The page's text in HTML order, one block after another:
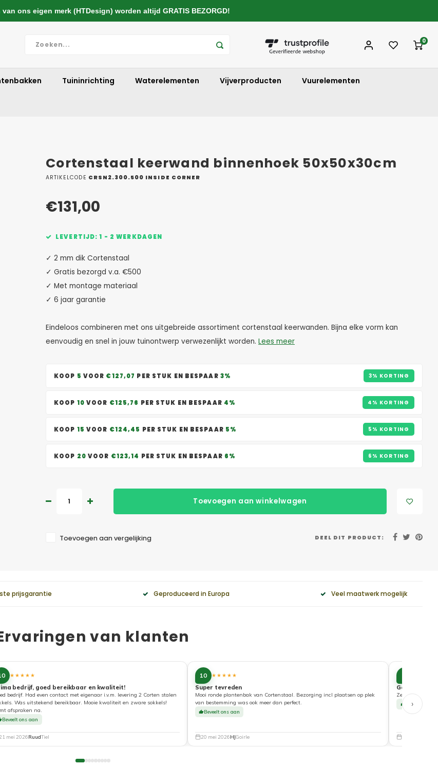
0
Tuininrichting Waterelementen Vijverproducten Vuurelementen
Cortenstaal keerwand binnenhoek 50x50x30cm
ARTIKELCODE CRSN2.300.500 INSIDE CORNER
€131,00
LEVERTIJD: 1 - 2 WERKDAGEN
✓ 2 mm dik Cortenstaal
✓ Gratis bezorgd v.a. €500
✓ Met montage materiaal
✓ 6 jaar garantie
Eindeloos combineren met ons uitgebreide assortiment cortenstaal keerwanden. Bijna elke vorm kan
eenvoudig en snel in jouw tuinontwerp verwezenlijkt worden. Lees meer
KOOP 5 VOOR €127,07 PER STUK EN BESPAAR 3% 3% KORTING
KOOP 10 VOOR €125,76 PER STUK EN BESPAAR 4% 4% KORTING
KOOP 15 VOOR €124,45 PER STUK EN BESPAAR 5% 5% KORTING
KOOP 20 VOOR €123,14 PER STUK EN BESPAAR 6% 6% KORTING
Toevoegen aan winkelwagen
Toevoegen aan vergelijking DEEL DIT PRODUCT:
prijsgarantie Geproduceerd in Europa Veel maatwerk mogelijk
van klanten
★★★★★
bedrijf, goed bereikbaar en kwaliteit!
bedrijf. Had even contact met eigenaar i.v.m. levering 2 Corten stalen
Was uitstekend bereikbaar. Mooie kwaliteit en zware sokkels!
afspraken na.
Beveelt ons aan
21 mei 2026RuudTiel
10 ★★★★★
Super tevreden
Mooi ronde plantenbak van Cortenstaal. Bezorging incl plaatsen op plek
van bestemming was ook meer dan perfect.
Beveelt ons aan
20 mei 2026HJGoirle
Goede
Zeer tevreden
Beveelt ons
›
ons eigen merk (HTDesign) worden altijd GRATIS BEZORGD!